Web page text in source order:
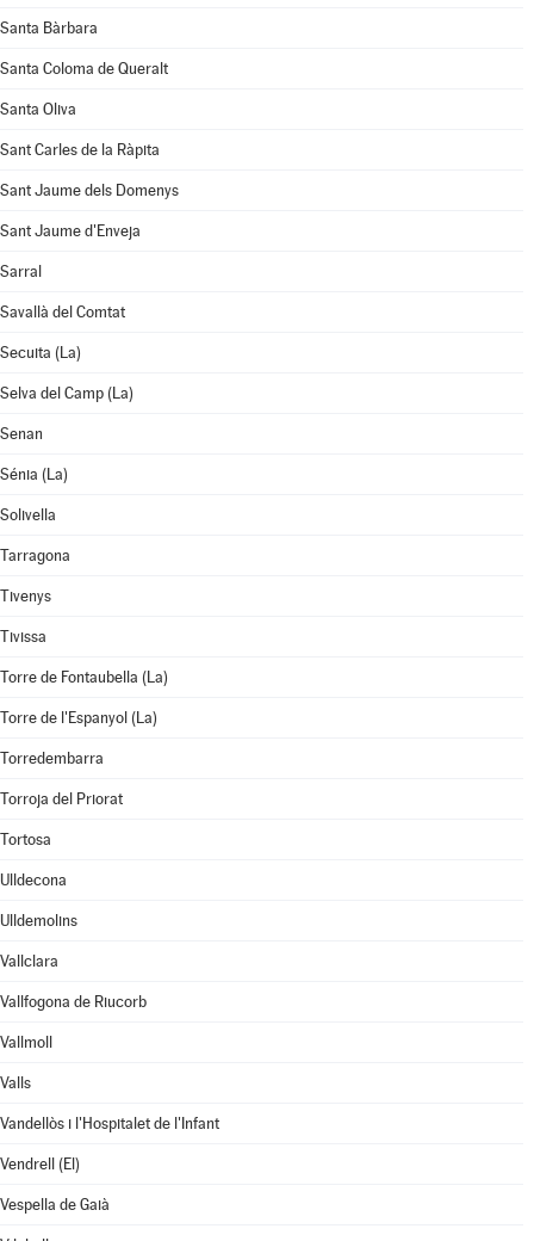
Santa Bàrbara
Santa Coloma de Queralt
Santa Oliva
Sant Carles de la Ràpita
Sant Jaume dels Domenys
Sant Jaume d'Enveja
Sarral
Savallà del Comtat
Secuita (La)
Selva del Camp (La)
Senan
Sénia (La)
Solivella
Tarragona
Tivenys
Tivissa
Torre de Fontaubella (La)
Torre de l'Espanyol (La)
Torredembarra
Torroja del Priorat
Tortosa
Ulldecona
Ulldemolins
Vallclara
Vallfogona de Riucorb
Vallmoll
Valls
Vandellòs i l'Hospitalet de l'Infant
Vendrell (El)
Vespella de Gaià